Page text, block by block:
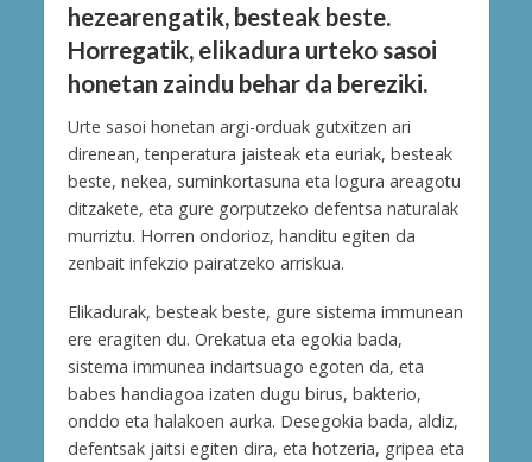
hezearengatik, besteak beste.
Horregatik, elikadura urteko sasoi
honetan zaindu behar da bereziki.
Urte sasoi honetan argi-orduak gutxitzen ari
direnean, tenperatura jaisteak eta euriak, besteak
beste, nekea, suminkortasuna eta logura areagotu
ditzakete, eta gure gorputzeko defentsa naturalak
murriztu. Horren ondorioz, handitu egiten da
zenbait infekzio pairatzeko arriskua.
Elikadurak, besteak beste, gure sistema immunean
ere eragiten du. Orekatua eta egokia bada,
sistema immunea indartsuago egoten da, eta
babes handiagoa izaten dugu birus, bakterio,
onddo eta halakoen aurka. Desegokia bada, aldiz,
defentsak jaitsi egiten dira, eta hotzeria, gripea eta